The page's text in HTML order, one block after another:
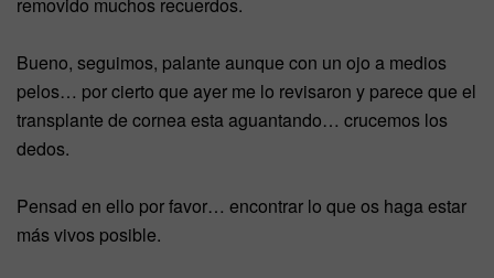
removido muchos recuerdos.
Bueno, seguimos, palante aunque con un ojo a medios
pelos… por cierto que ayer me lo revisaron y parece que el
transplante de cornea esta aguantando… crucemos los
dedos.
Pensad en ello por favor… encontrar lo que os haga estar
más vivos posible.